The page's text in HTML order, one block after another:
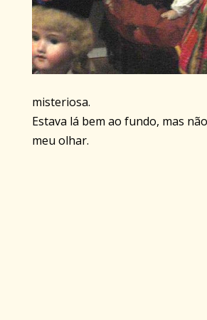
misteriosa.
Estava lá bem ao fundo, mas
meu olhar.